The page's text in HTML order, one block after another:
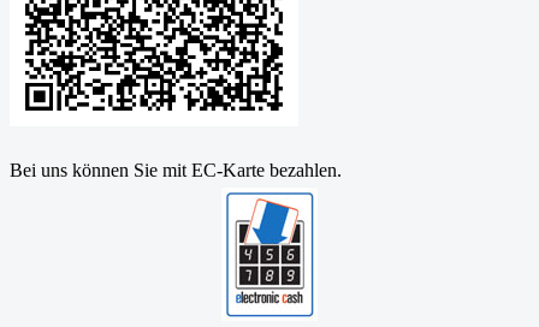
Bei uns können Sie mit EC-Karte bezahlen.